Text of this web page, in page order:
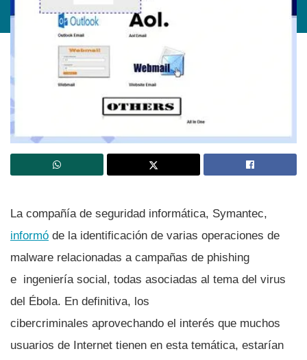
La compañí­a de seguridad informática, Symantec,
informó de la identificación de varias operaciones de
malware relacionadas a campañas de phishing
e ingenierí­a social, todas asociadas al tema del virus
del Ébola. En definitiva, los
cibercriminales aprovechando el interés que muchos
usuarios de Internet tienen en esta temática, estarí­an